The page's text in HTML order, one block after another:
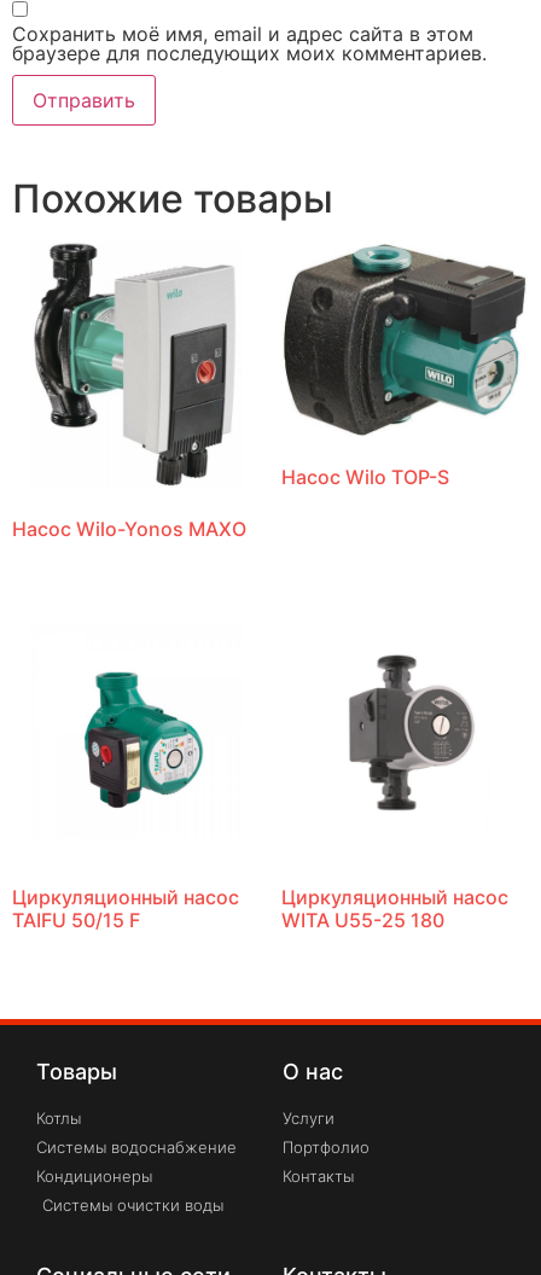
Сохранить моё имя, email и адрес сайта в этом
браузере для последующих моих комментариев.
Похожие товары
Насос Wilo-Yonos MAXO
Насос Wilo TOP-S
Циркуляционный насос
TAIFU 50/15 F
Циркуляционный насос
WITA U55-25 180
Товары
Котлы
Системы водоснабжение
Кондиционеры
Системы очистки воды
О нас
Услуги
Портфолио
Контакты